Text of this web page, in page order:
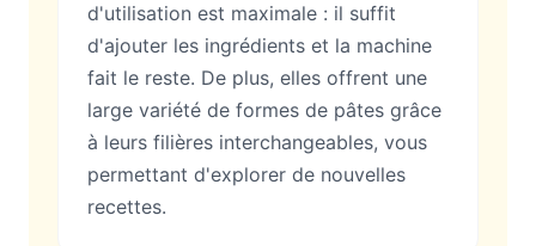
d'utilisation est maximale : il suffit
d'ajouter les ingrédients et la machine
fait le reste. De plus, elles offrent une
large variété de formes de pâtes grâce
à leurs filières interchangeables, vous
permettant d'explorer de nouvelles
recettes.